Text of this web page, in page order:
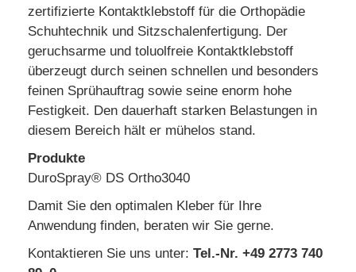
zertifizierte Kontaktklebstoff für die Orthopädie
Schuhtechnik und Sitzschalenfertigung. Der
geruchsarme und toluolfreie Kontaktklebstoff
überzeugt durch seinen schnellen und besonders
feinen Sprühauftrag sowie seine enorm hohe
Festigkeit. Den dauerhaft starken Belastungen in
diesem Bereich hält er mühelos stand.
Produkte
DuroSpray® DS Ortho3040
Damit Sie den optimalen Kleber für Ihre
Anwendung finden, beraten wir Sie gerne.
Kontaktieren Sie uns unter: Tel.-Nr. +49 2773 740